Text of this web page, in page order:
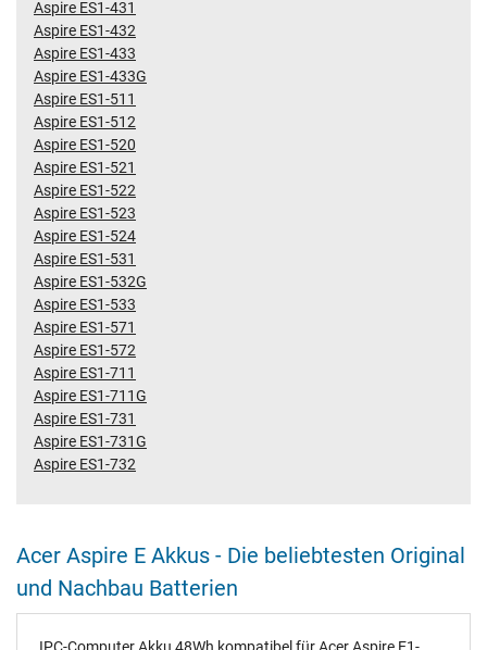
Aspire ES1-431
Aspire ES1-432
Aspire ES1-433
Aspire ES1-433G
Aspire ES1-511
Aspire ES1-512
Aspire ES1-520
Aspire ES1-521
Aspire ES1-522
Aspire ES1-523
Aspire ES1-524
Aspire ES1-531
Aspire ES1-532G
Aspire ES1-533
Aspire ES1-571
Aspire ES1-572
Aspire ES1-711
Aspire ES1-711G
Aspire ES1-731
Aspire ES1-731G
Aspire ES1-732
Acer Aspire E Akkus - Die beliebtesten Original
und Nachbau Batterien